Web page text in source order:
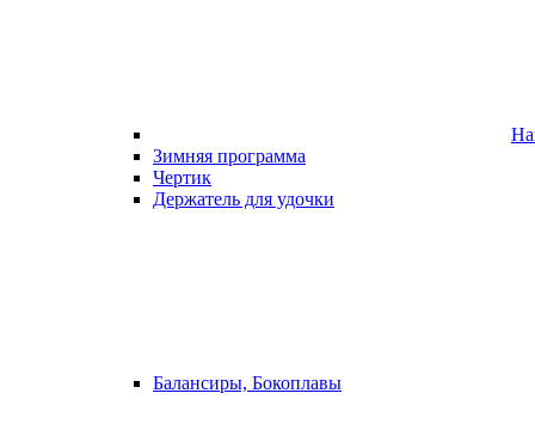
Зимняя программа
Чертик
Держатель для удочки
Балансиры, Бокоплавы